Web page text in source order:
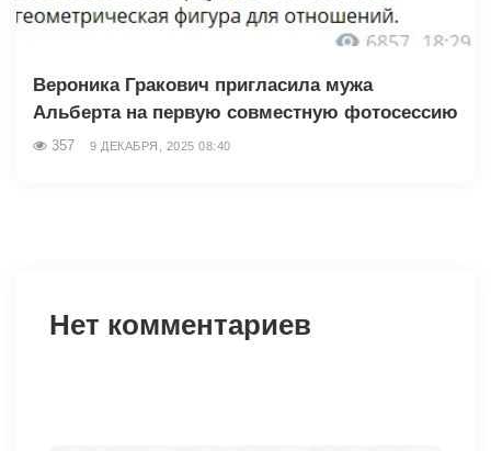
Вероника Гракович пригласила мужа
Альберта на первую совместную фотосессию
357 9 ДЕКАБРЯ, 2025 08:40
Нет комментариев